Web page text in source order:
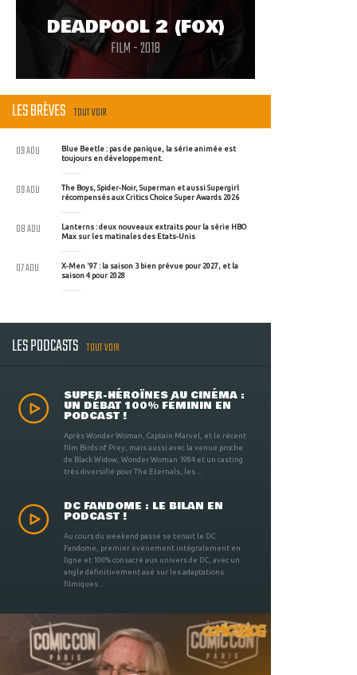
DEADPOOL 2 (FOX)
FILM - 2018
LES BRÈVES TOUT VOIR
Blue Beetle : pas de panique, la série animée est
toujours en développement.
09 AOU
The Boys, Spider-Noir, Superman et aussi Supergirl
récompensés aux Critics Choice Super Awards 2026
09 AOU
Lanterns : deux nouveaux extraits pour la série HBO
Max sur les matinales des Etats-Unis
08 AOU
X-Men '97 : la saison 3 bien prévue pour 2027, et la
saison 4 pour 2028
07 AOU
LES PODCASTS TOUT VOIR
SUPER-HÉROÏNES AU CINÉMA :
UN DÉBAT 100% FÉMININ EN
PODCAST !
Après Wonder Woman, Captain Marvel, et le récent
film Birds of Prey, mais aussi avec la venue proche
de Black Widow, Wonder Woman 1984 et un casting
très diversifié pour The Eternals, les ...
DC FANDOME : LE BILAN EN
PODCAST !
Au cours du weekend passé se tenait le DC
Fandome, premier évènement intégralement en
ligne et 100% consacré aux univers de DC, avec un
angle définitivement axé sur les adaptations
filmiques ...